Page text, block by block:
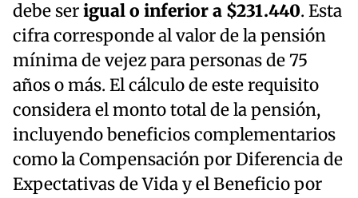
debe serigual o inferior a $231.440. Esta
cifra corresponde al valor de la pensión
mínima de vejez para personas de 75
años o más. El cálculo de este requisito
considera el monto total de la pensión,
incluyendo beneficios complementarios
como la Compensación por Diferencia de
Expectativas de Vida y el Beneficio por